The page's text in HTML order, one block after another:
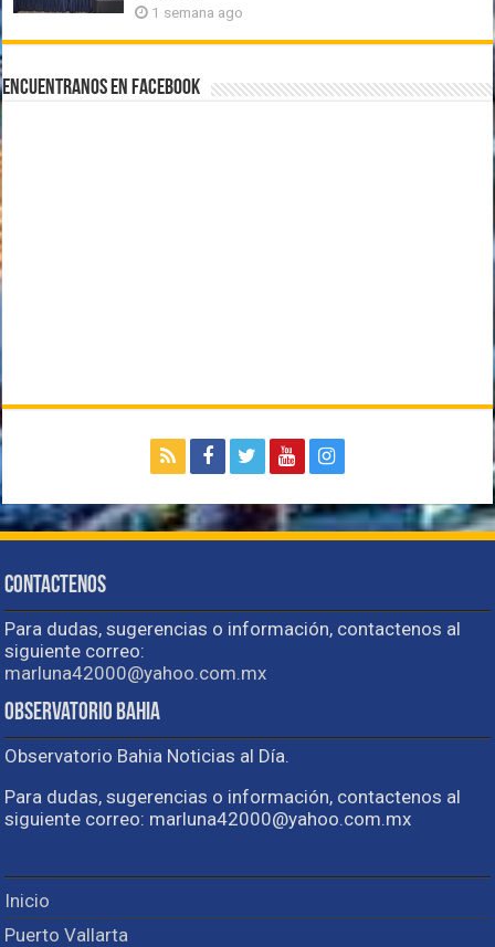
1 semana ago
Encuentranos en Facebook
Contactenos
Para dudas, sugerencias o información, contactenos al
siguiente correo:
marluna42000@yahoo.com.mx
Observatorio Bahia
Observatorio Bahia Noticias al Día.
Para dudas, sugerencias o información, contactenos al
siguiente correo: marluna42000@yahoo.com.mx
Inicio
Puerto Vallarta